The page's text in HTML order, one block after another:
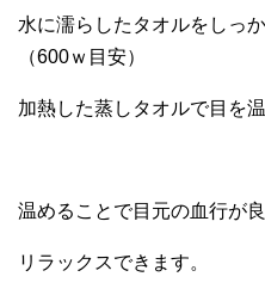
水に濡らしたタオルをしっ
（600ｗ目安）
加熱した蒸しタオルで目を
温めることで目元の血行が
リラックスできます。